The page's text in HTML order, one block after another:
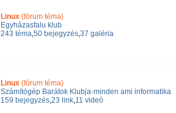
Linux(fórum téma)
Egyházasfalu klub
243 téma,50 bejegyzés,37 galéria
Linux(fórum téma)
Számítógép Barátok Klubja-minden ami informatika
159 bejegyzés,23 link,11 videó